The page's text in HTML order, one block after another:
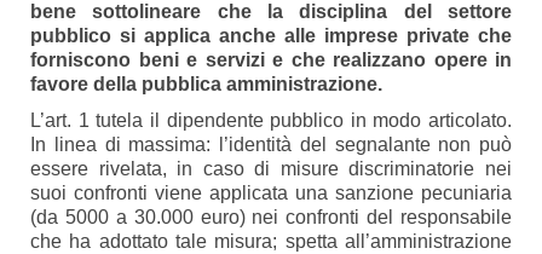
bene sottolineare che la disciplina del settore
pubblico si applica anche alle imprese private che
forniscono beni e servizi e che realizzano opere in
favore della pubblica amministrazione.
L’art. 1 tutela il dipendente pubblico in modo articolato.
In linea di massima: l’identità del segnalante non può
essere rivelata, in caso di misure discriminatorie nei
suoi confronti viene applicata una sanzione pecuniaria
(da 5000 a 30.000 euro) nei confronti del responsabile
che ha adottato tale misura; spetta all’amministrazione